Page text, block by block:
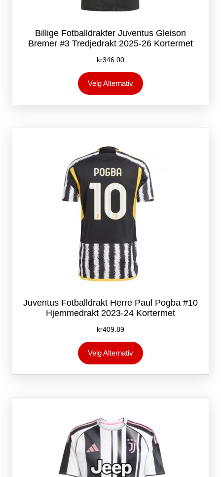
Billige Fotballdrakter Juventus Gleison
Bremer #3 Tredjedrakt 2025-26 Kortermet
kr346.00
Velg Alternativ
produktet
flere
Alternativene
på
produktsiden
Juventus Fotballdrakt Herre Paul Pogba #10
Hjemmedrakt 2023-24 Kortermet
kr409.89
Velg Alternativ
produktet
flere
Alternativene
på
produktsiden